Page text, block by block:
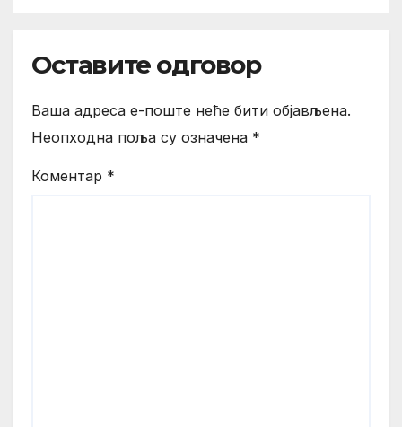
Оставите одговор
Ваша адреса е-поште неће бити објављена.
Неопходна поља су означена *
Коментар *